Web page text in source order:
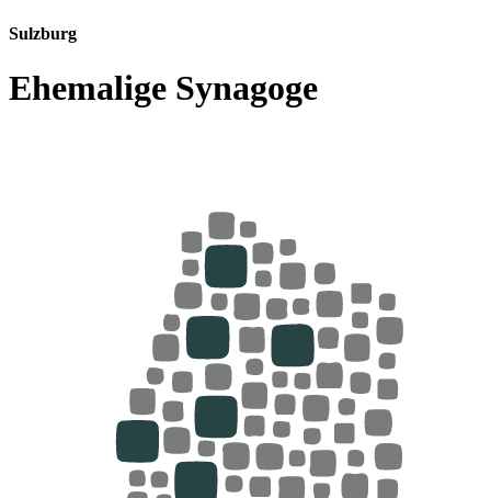
Sulzburg
Ehemalige Synagoge